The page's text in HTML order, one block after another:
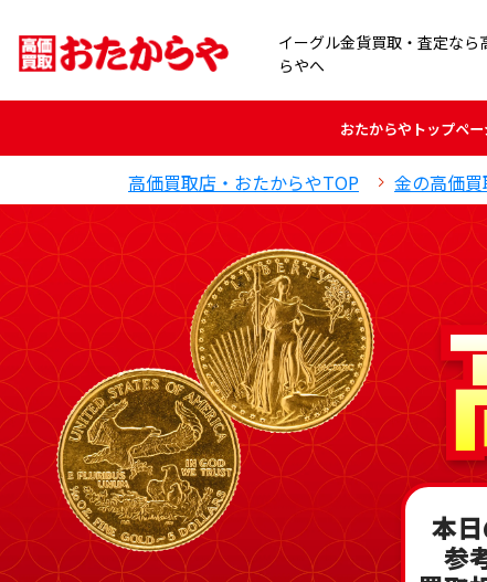
イーグル金貨買取・査定なら
らやへ
おたからや トップペ
高価買取店・おたからやTOP 金の高価
本
参